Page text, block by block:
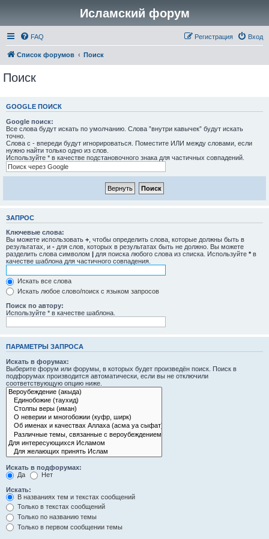
Исламский форум
FAQ Вход
Регистрация
Список форумов Поиск
Поиск
GOOGLE ПОИСК
Google поиск:
Все слова будут искать по умолчанию. Слова ”внутри кавычек” будут искать
точно.
Слова с - впереди будут игнорироваться. Поместите ИЛИ между словами, если
нужно найти только одно из слов.
Используйте * в качестве подстановочного знака для частичных совпадений.
ЗАПРОС
Ключевые слова:
Вы можете использовать + , чтобы определить слова, которые должны быть в
результатах, и - для слов, которых в результатах быть не должно. Вы можете
разделить слова символом | для поиска любого слова из списка. Используйте * в
качестве шаблона для частичного совпадения.
Искать все слова
Искать любое слово/поиск с языком запросов
Поиск по автору:
Используйте * в качестве шаблона.
ПАРАМЕТРЫ ЗАПРОСА
Искать в форумах:
Выберите форум или форумы, в которых будет произведён поиск. Поиск в
подфорумах производится автоматически, если вы не отключили
соответствующую опцию ниже.
Искать в подфорумах:
Да
Нет
Искать:
В названиях тем и текстах сообщений
Только в текстах сообщений
Только по названию темы
Только в первом сообщении темы